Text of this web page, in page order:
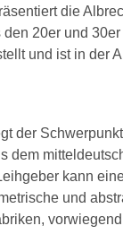
die
20er und
und ist in der
der
dem
kann
und